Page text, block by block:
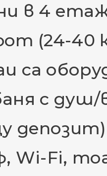
в 4
(24-40
са
с душ/
Wi-Fi,